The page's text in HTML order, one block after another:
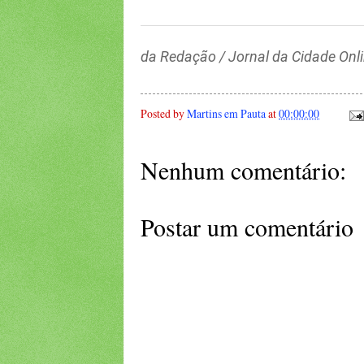
da Redação / Jornal da Cidade
Posted byMartins em Pautaat00:00:00
Nenhum comentário:
Postar um comentário